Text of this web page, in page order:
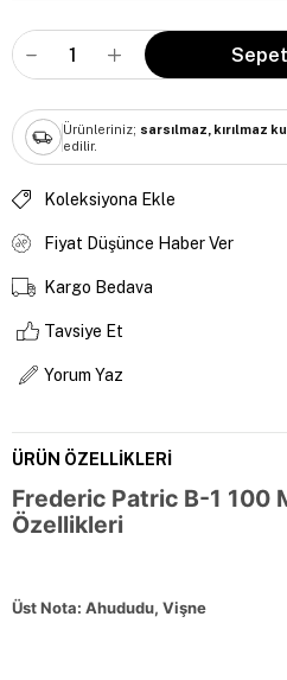
Ürünleriniz; sarsılmaz, kırılmaz
edilir.
Koleksiyona Ekle
Fiyat Düşünce Haber Ver
Kargo Bedava
Tavsiye Et
Yorum Yaz
ÜRÜN ÖZELLIKLERI
Frederic Patric B-1 100
Özellikleri
Üst Nota: Ahududu, Vişne